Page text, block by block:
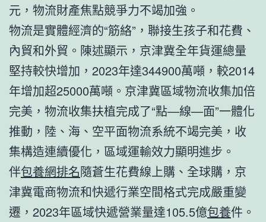
元，物流財產焦點競爭力不竭加強。
物流是實體經濟的“筋絡”，聯接生孩子和花費、
內貿和外貿。陳述顯示，京津冀全年貨運總量
堅持較快增加，2023年達344900萬噸，較2014
年增加超25000萬噸。京津冀區域物流收集加倍
完美，物流收集扶植完成了“點—線—面”一體化
推動，陸、海、空平面物流系統不竭完美，收
集構造連續優化，區域運輸效力顯明進步。
伴包養網排名隨蒼生花費線上購、全球購，京
津冀電商物流和快遞行業空間格式完成嚴重變
遷，2023年區域快遞營業量達105.5億包養件。